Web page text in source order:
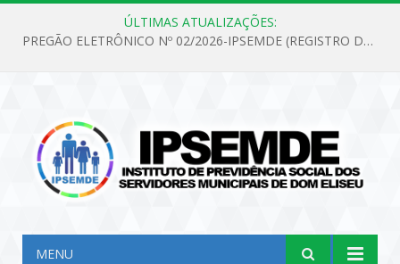
ÚLTIMAS ATUALIZAÇÕES:
PREGÃO ELETRÔNICO Nº 02/2026-IPSEMDE (REGISTRO DE PREÇOS PARA FUTURA E EVENTUAL AQUISIÇÃO DE MATERIAL DE LIMPEZA E GÊNEROS ALIMENTÍCIOS PARA ATENDER AS NECESSIDADES DO INSTITUTO DE PREVIDÊNCIA SOCIAL DOS SERVIDORES MUNICIPAIS DE DOM ELISEU.)
MENU